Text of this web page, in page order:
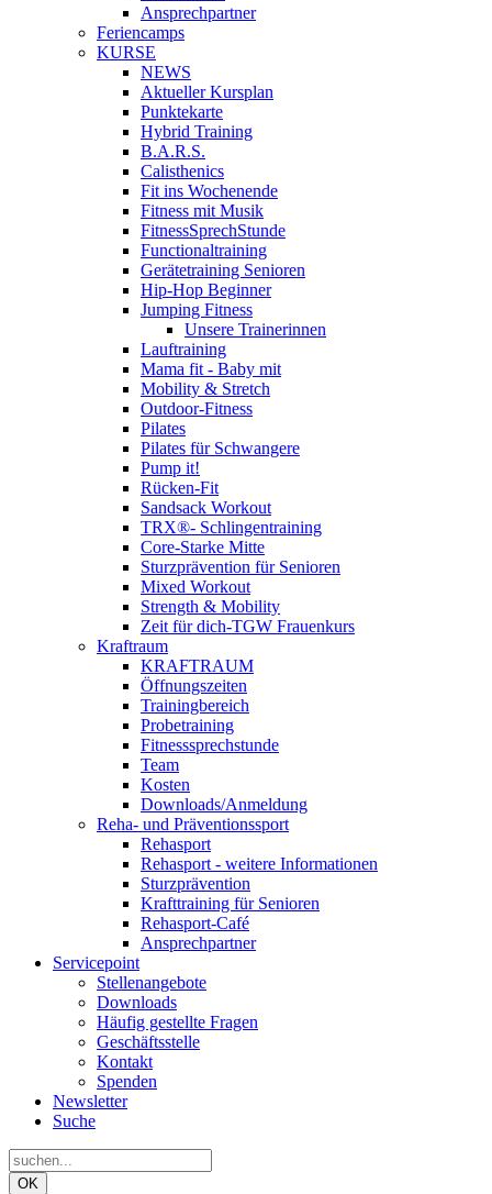
Ansprechpartner
Feriencamps
KURSE
NEWS
Aktueller Kursplan
Punktekarte
Hybrid Training
B.A.R.S.
Calisthenics
Fit ins Wochenende
Fitness mit Musik
FitnessSprechStunde
Functionaltraining
Gerätetraining Senioren
Hip-Hop Beginner
Jumping Fitness
Unsere Trainerinnen
Lauftraining
Mama fit - Baby mit
Mobility & Stretch
Outdoor-Fitness
Pilates
Pilates für Schwangere
Pump it!
Rücken-Fit
Sandsack Workout
TRX®- Schlingentraining
Core-Starke Mitte
Sturzprävention für Senioren
Mixed Workout
Strength & Mobility
Zeit für dich-TGW Frauenkurs
Kraftraum
KRAFTRAUM
Öffnungszeiten
Trainingbereich
Probetraining
Fitnesssprechstunde
Team
Kosten
Downloads/Anmeldung
Reha- und Präventionssport
Rehasport
Rehasport - weitere Informationen
Sturzprävention
Krafttraining für Senioren
Rehasport-Café
Ansprechpartner
Servicepoint
Stellenangebote
Downloads
Häufig gestellte Fragen
Geschäftsstelle
Kontakt
Spenden
Newsletter
Suche
OK